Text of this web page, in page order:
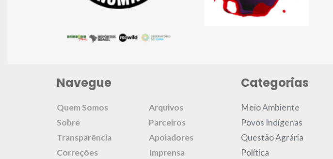
Navegue
Quem Somos
Sobre
Transparência
Correções
Arquivos
Parceiros
Apoiadores
Imprensa
Categorias
Meio Ambiente
Povos Indígenas
Questão Agrária
Política